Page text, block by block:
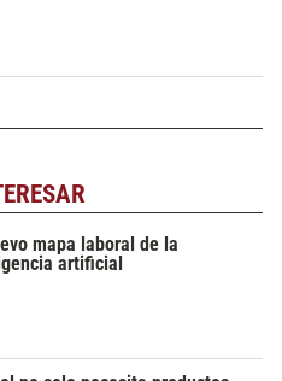
mapa laboral de la
artificial